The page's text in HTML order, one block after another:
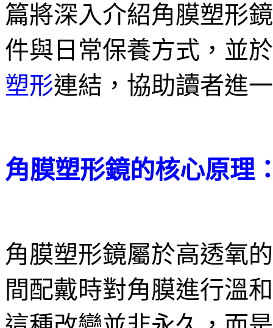
篇將深入介紹角膜塑形
件與日常保養方式，並
塑形連結，協助讀者進
角膜塑形鏡的核心原理
角膜塑形鏡屬於高透氧
間配戴時對角膜進行溫